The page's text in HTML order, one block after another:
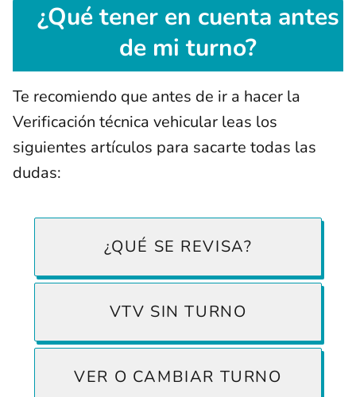
¿Qué tener en cuenta antes
de mi turno?
Te recomiendo que antes de ir a hacer la
Verificación técnica vehicular leas los
siguientes artículos para sacarte todas las
dudas:
¿QUÉ SE REVISA?
VTV SIN TURNO
VER O CAMBIAR TURNO